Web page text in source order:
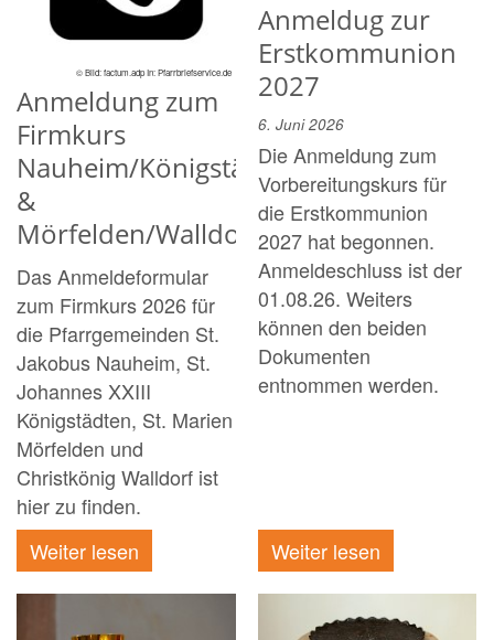
© Bild: factum.adp In: Pfarrbriefservice.de
Anmeldung zum
Firmkurs
Nauheim/Königstädten
&
Mörfelden/Walldorf
Das Anmeldeformular
zum Firmkurs 2026 für
die Pfarrgemeinden St.
Jakobus Nauheim, St.
Johannes XXIII
Königstädten, St. Marien
Mörfelden und
Christkönig Walldorf ist
hier zu finden.
Weiter lesen
Anmeldug zur
Erstkommunion
2027
6. Juni 2026
Die Anmeldung zum
Vorbereitungskurs für
die Erstkommunion
2027 hat begonnen.
Anmeldeschluss ist der
01.08.26. Weiters
können den beiden
Dokumenten
entnommen werden.
Weiter lesen